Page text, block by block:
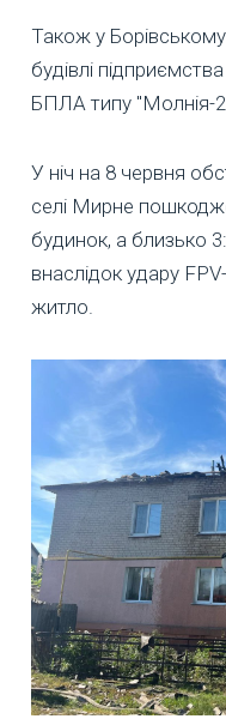
Також у
будівлі
БПЛА типу "Молнія-
У ніч на 8 червня
селі Мирне
будинок, а близько
внаслідок удару
житло.